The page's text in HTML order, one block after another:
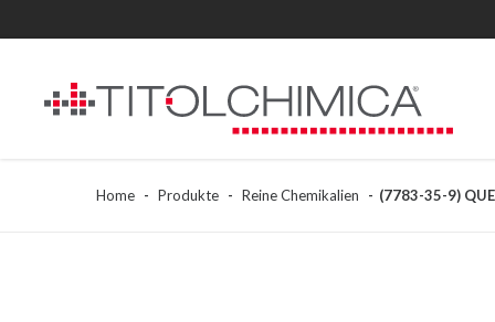
Home Produkte Reine Chemikalien (7783-35-9)